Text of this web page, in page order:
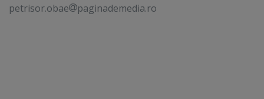
petrisor.obae
paginademedia.ro